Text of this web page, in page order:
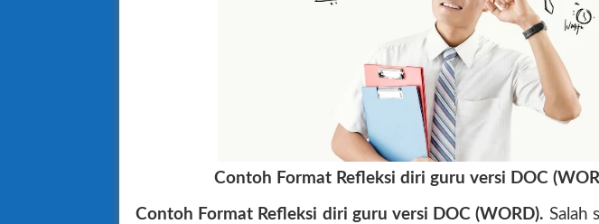
Contoh Format Refleksi diri guru versi DOC
Contoh Format Refleksi diri guru versi DOC (WORD). Salah